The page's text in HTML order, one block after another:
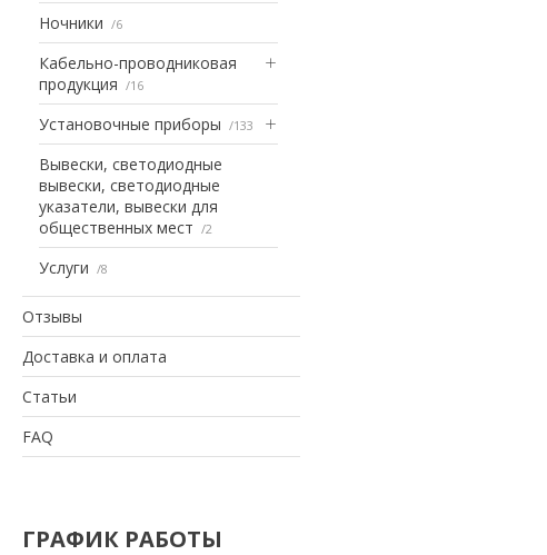
Ночники 6
Кабельно-проводниковая
продукция
16
Установочные приборы 133
Вывески, светодиодные
вывески, светодиодные
указатели, вывески для
общественных мест
2
Услуги 8
Отзывы
Доставка и оплата
Статьи
FAQ
ГРАФИК РАБОТЫ